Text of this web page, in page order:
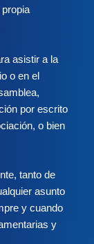
asistir a la
o en el
por escrito
o bien
tanto de
asunto
y cuando
y